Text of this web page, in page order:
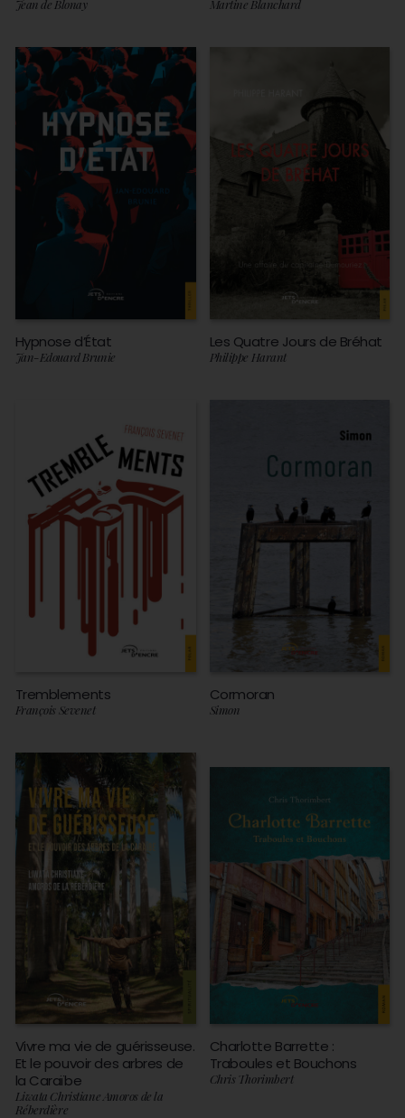
Jean de Blonay Martine Blanchard
Hypnose d’État
Jan-Edouard Brunie
Les Quatre Jours de Bréhat
Philippe Harant
Tremblements
François Sevenet
Cormoran
Simon
Vivre ma vie de guérisseuse.
Et le pouvoir des arbres de
la Caraïbe
Liwata Christiane Amoros de la
Réberdière
Charlotte Barrette :
Traboules et Bouchons
Chris Thorimbert